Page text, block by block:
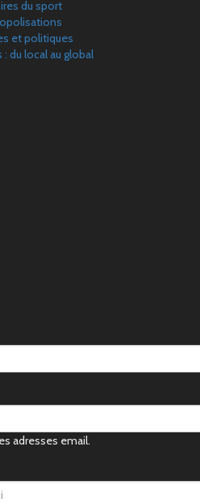
du sport
et politiques
du local au global
adresses email.